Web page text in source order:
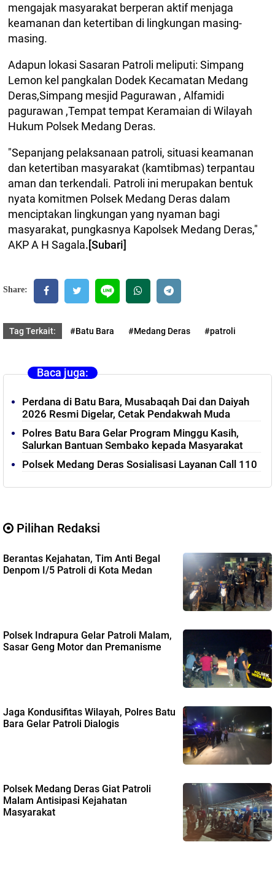
mengajak masyarakat berperan aktif menjaga
keamanan dan ketertiban di lingkungan masing-
masing.
Adapun lokasi Sasaran Patroli meliputi: Simpang
Lemon kel pangkalan Dodek Kecamatan Medang
Deras,Simpang mesjid Pagurawan , Alfamidi
pagurawan ,Tempat tempat Keramaian di Wilayah
Hukum Polsek Medang Deras.
"Sepanjang pelaksanaan patroli, situasi keamanan
dan ketertiban masyarakat (kamtibmas) terpantau
aman dan terkendali. Patroli ini merupakan bentuk
nyata komitmen Polsek Medang Deras dalam
menciptakan lingkungan yang nyaman bagi
masyarakat, pungkasnya Kapolsek Medang Deras,"
AKP A H Sagala.[Subari]
Share:
Tag Terkait: #Batu Bara #Medang Deras #patroli
Baca juga:
Perdana di Batu Bara, Musabaqah Dai dan Daiyah
2026 Resmi Digelar, Cetak Pendakwah Muda
Polres Batu Bara Gelar Program Minggu Kasih,
Salurkan Bantuan Sembako kepada Masyarakat
Polsek Medang Deras Sosialisasi Layanan Call 110
Pilihan Redaksi
Berantas Kejahatan, Tim Anti Begal
Denpom I/5 Patroli di Kota Medan
Polsek Indrapura Gelar Patroli Malam,
Sasar Geng Motor dan Premanisme
Jaga Kondusifitas Wilayah, Polres Batu
Bara Gelar Patroli Dialogis
Polsek Medang Deras Giat Patroli
Malam Antisipasi Kejahatan
Masyarakat